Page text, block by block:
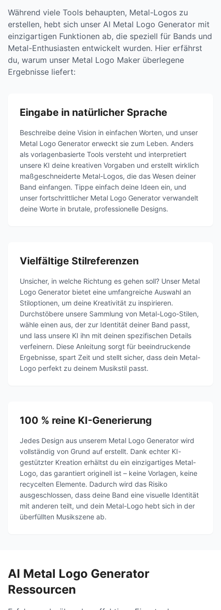
Während viele Tools behaupten, Metal-Logos zu
erstellen, hebt sich unser AI Metal Logo Generator mit
einzigartigen Funktionen ab, die speziell für Bands und
Metal-Enthusiasten entwickelt wurden. Hier erfährst
du, warum unser Metal Logo Maker überlegene
Ergebnisse liefert:
Eingabe in natürlicher Sprache
Beschreibe deine Vision in einfachen Worten, und unser
Metal Logo Generator erweckt sie zum Leben. Anders
als vorlagenbasierte Tools versteht und interpretiert
unsere KI deine kreativen Vorgaben und erstellt wirklich
maßgeschneiderte Metal-Logos, die das Wesen deiner
Band einfangen. Tippe einfach deine Ideen ein, und
unser fortschrittlicher Metal Logo Generator verwandelt
deine Worte in brutale, professionelle Designs.
Vielfältige Stilreferenzen
Unsicher, in welche Richtung es gehen soll? Unser Metal
Logo Generator bietet eine umfangreiche Auswahl an
Stiloptionen, um deine Kreativität zu inspirieren.
Durchstöbere unsere Sammlung von Metal-Logo-Stilen,
wähle einen aus, der zur Identität deiner Band passt,
und lass unsere KI ihn mit deinen spezifischen Details
verfeinern. Diese Anleitung sorgt für beeindruckende
Ergebnisse, spart Zeit und stellt sicher, dass dein Metal-
Logo perfekt zu deinem Musikstil passt.
100 % reine KI-Generierung
Jedes Design aus unserem Metal Logo Generator wird
vollständig von Grund auf erstellt. Dank echter KI-
gestützter Kreation erhältst du ein einzigartiges Metal-
Logo, das garantiert originell ist – keine Vorlagen, keine
recycelten Elemente. Dadurch wird das Risiko
ausgeschlossen, dass deine Band eine visuelle Identität
mit anderen teilt, und dein Metal-Logo hebt sich in der
überfüllten Musikszene ab.
AI Metal Logo Generator
Ressourcen